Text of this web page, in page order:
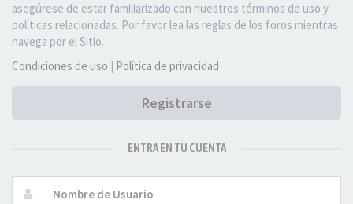
asegúrese de estar familiarizado con nuestros términos de uso y
políticas relacionadas. Por favor lea las reglas de los foros mientras
navega por el Sitio.
Condiciones de uso | Política de privacidad
Registrarse
ENTRA EN TU CUENTA
Nombre